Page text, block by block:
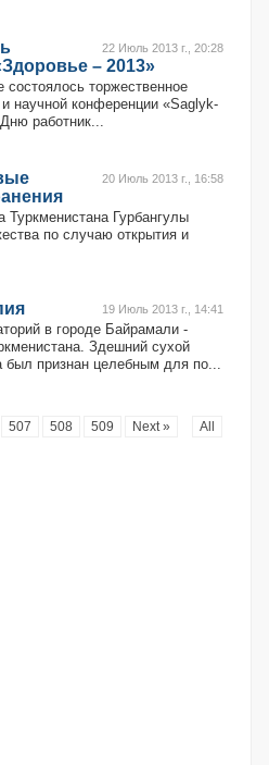
22 Июль 2013 г., 20:28
– 2013»
торжественное
научной конференции «Saglyk-
работник...
20 Июль 2013 г., 16:58
Туркменистана Гурбангулы
по случаю открытия и
19 Июль 2013 г., 14:41
в городе Байрамали -
Здешний сухой
был признан целебным для по...
507 508 509 Next » All